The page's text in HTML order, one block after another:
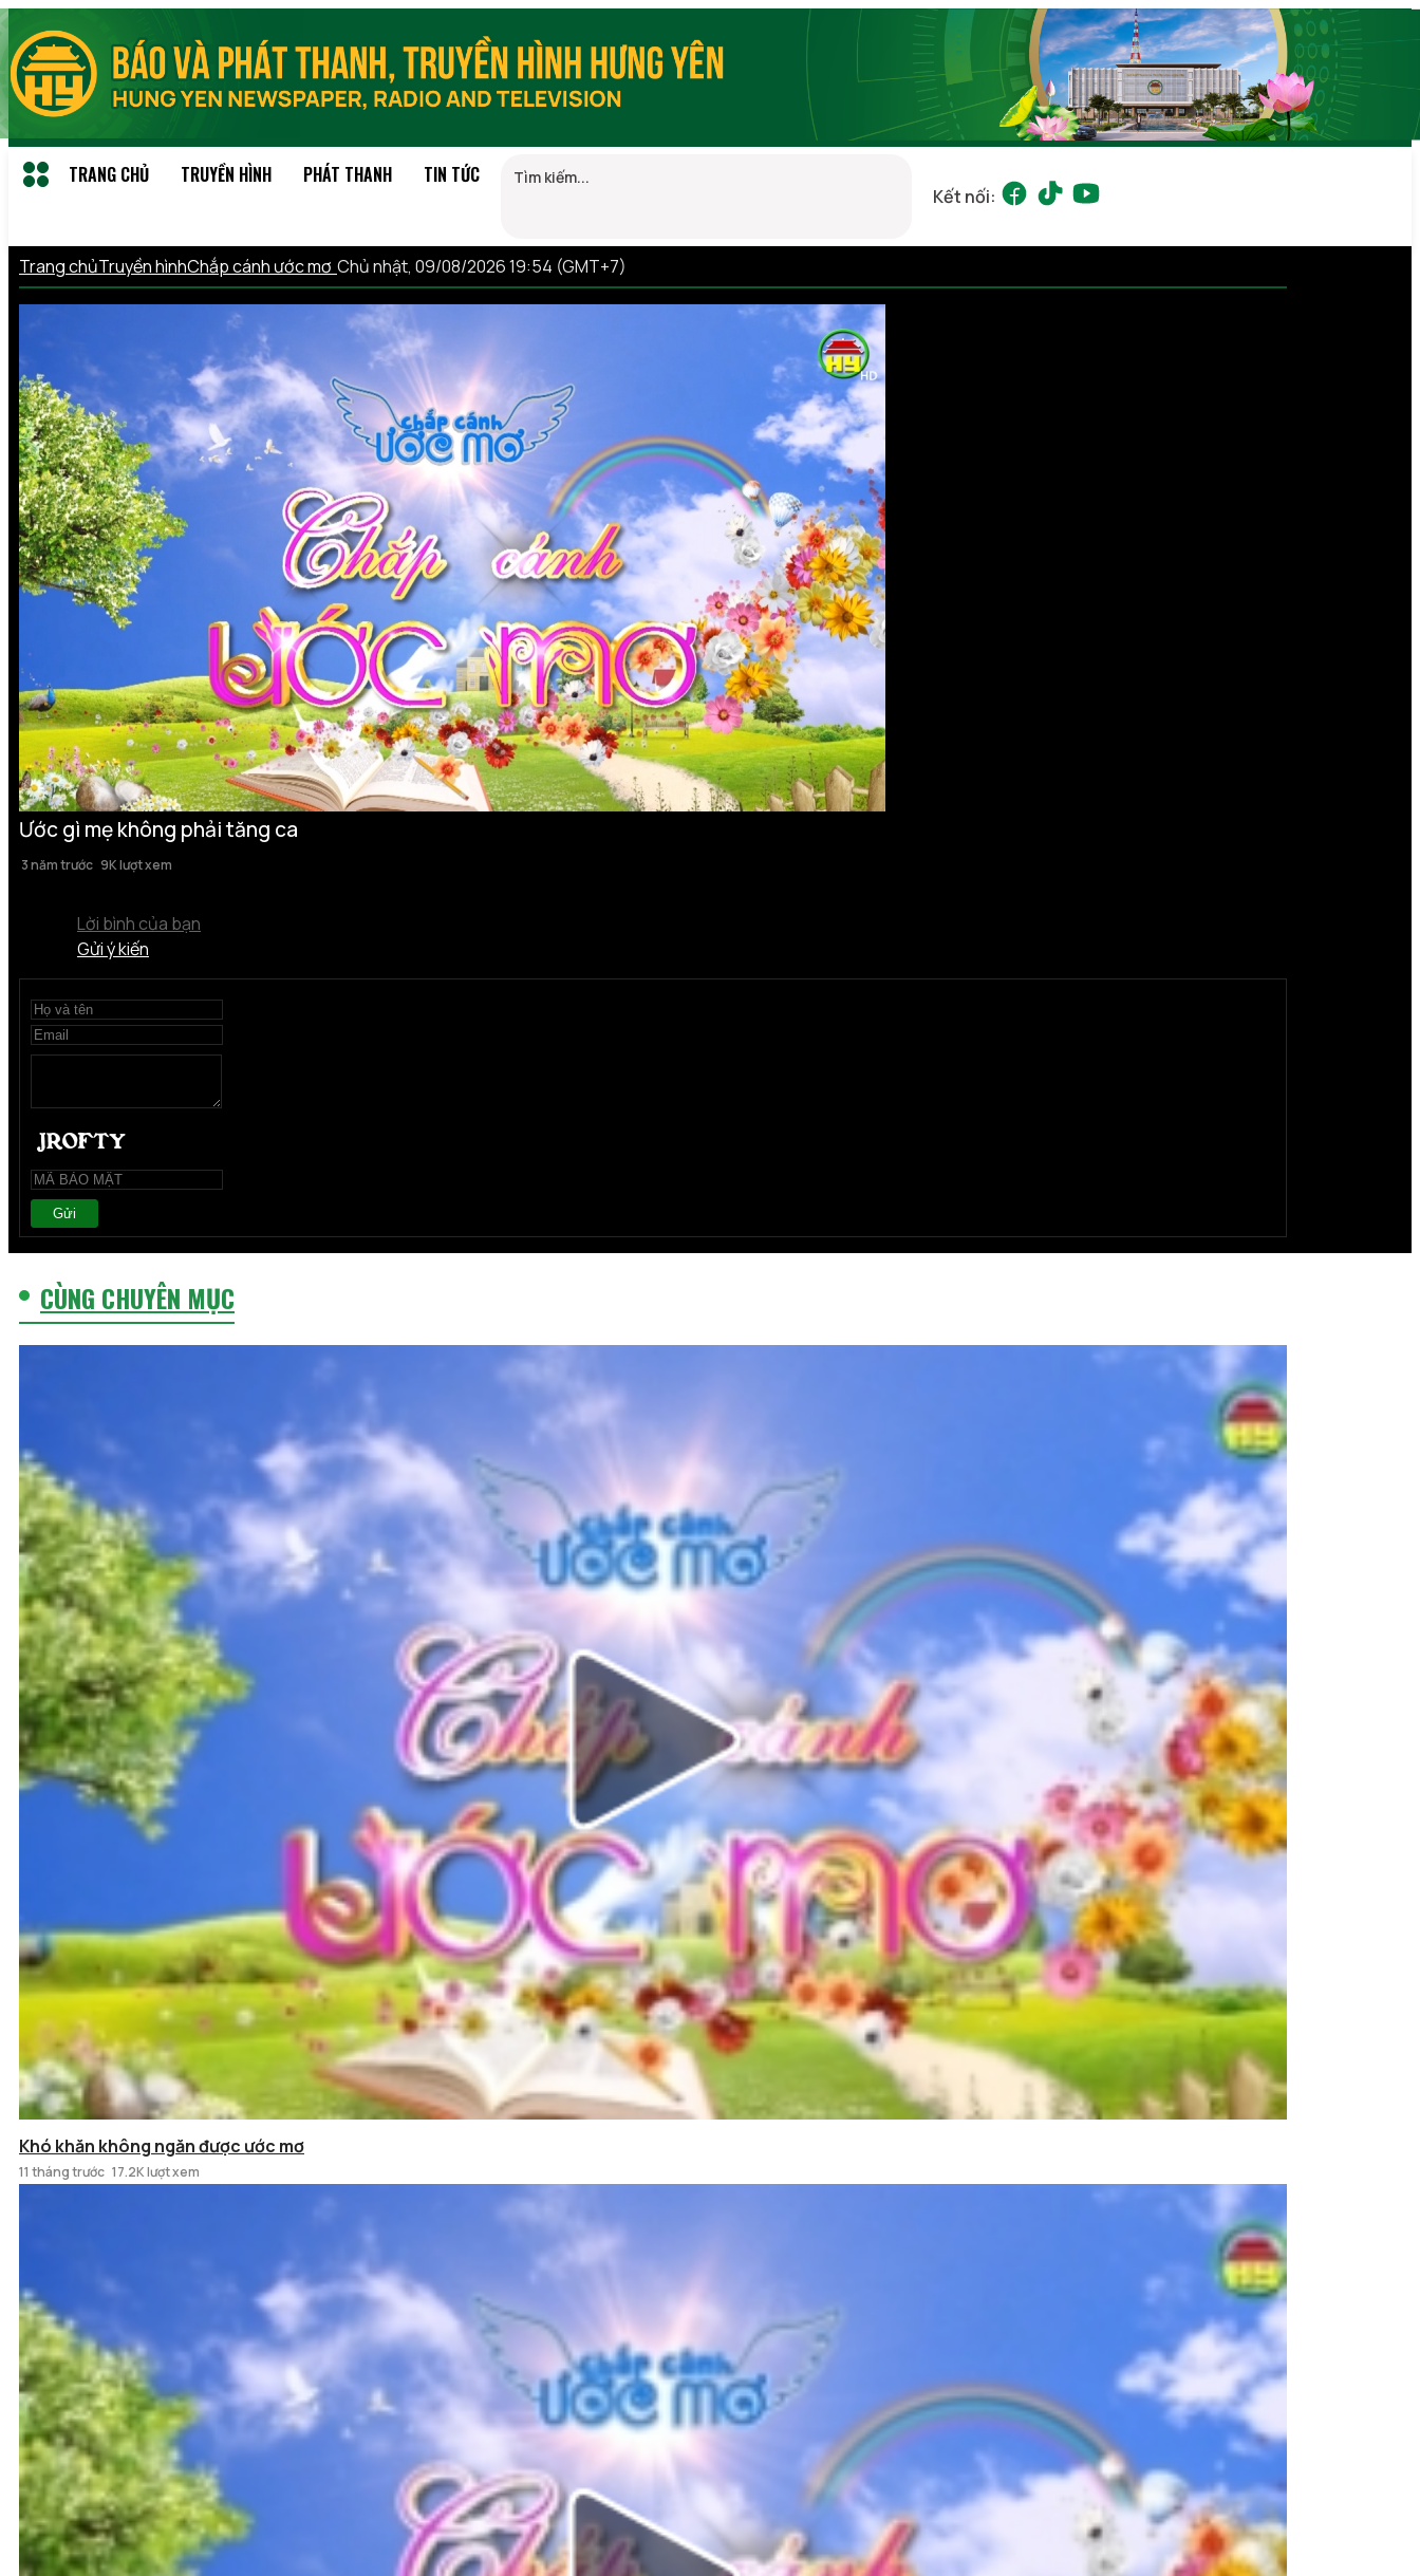
TRANG CHỦ TRUYỀN HÌNH PHÁT THANH TIN TỨC
Kết nối:
Trang chủTruyền hìnhChắp cánh ước mơ Chủ nhật, 09/08/2026 19:54 (GMT+7)
Ước gì mẹ không phải tăng ca
3 năm trước 9K lượt xem
Lời bình của bạn
Gửi ý kiến
Gửi
CÙNG CHUYÊN MỤC
Khó khăn không ngăn được ước mơ
11 tháng trước 17.2K lượt xem